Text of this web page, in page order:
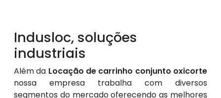
Indusloc, soluções
industriais
Além da Locação de carrinho conjunto oxicorte
nossa empresa trabalha com diversos
segmentos do mercado oferecendo as melhores